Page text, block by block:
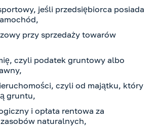
jeśli przedsiębiorca posiada
przy sprzedaży towarów
czyli podatek gruntowy albo
czyli od majątku, który
gruntu,
i opłata rentowa za
naturalnych,